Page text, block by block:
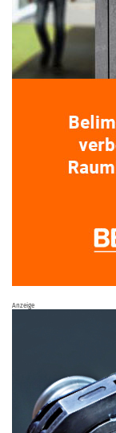
Anzeige